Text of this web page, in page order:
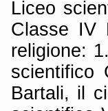
Liceo
Classe IV
religione:
scientifico
Bartali, il